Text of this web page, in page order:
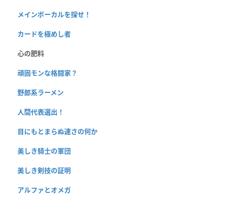
メインボーカルを探せ！
カードを極めし者
心の肥料
頑固モンな格闘家？
野郎系ラーメン
人間代表選出！
目にもとまらぬ速さの何か
美しき騎士の軍団
美しき剣技の証明
アルファとオメガ